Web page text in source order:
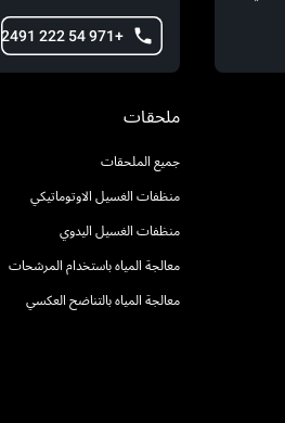
+971 54 222 2491
ملحقات
جميع الملحقات
منظفات الغسيل الاوتوماتيكي
منظفات الغسيل اليدوي
معالجة المياه باستخدام المرشحات
معالجة المياه بالتناضح العكسي